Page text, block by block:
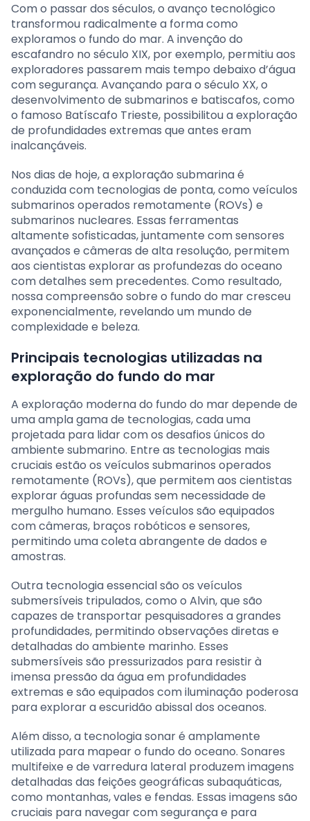
Com o passar dos séculos, o avanço tecnológico
transformou radicalmente a forma como
exploramos o fundo do mar. A invenção do
escafandro no século XIX, por exemplo, permitiu aos
exploradores passarem mais tempo debaixo d’água
com segurança. Avançando para o século XX, o
desenvolvimento de submarinos e batiscafos, como
o famoso Batíscafo Trieste, possibilitou a exploração
de profundidades extremas que antes eram
inalcançáveis.
Nos dias de hoje, a exploração submarina é
conduzida com tecnologias de ponta, como veículos
submarinos operados remotamente (ROVs) e
submarinos nucleares. Essas ferramentas
altamente sofisticadas, juntamente com sensores
avançados e câmeras de alta resolução, permitem
aos cientistas explorar as profundezas do oceano
com detalhes sem precedentes. Como resultado,
nossa compreensão sobre o fundo do mar cresceu
exponencialmente, revelando um mundo de
complexidade e beleza.
Principais tecnologias utilizadas na
exploração do fundo do mar
A exploração moderna do fundo do mar depende de
uma ampla gama de tecnologias, cada uma
projetada para lidar com os desafios únicos do
ambiente submarino. Entre as tecnologias mais
cruciais estão os veículos submarinos operados
remotamente (ROVs), que permitem aos cientistas
explorar águas profundas sem necessidade de
mergulho humano. Esses veículos são equipados
com câmeras, braços robóticos e sensores,
permitindo uma coleta abrangente de dados e
amostras.
Outra tecnologia essencial são os veículos
submersíveis tripulados, como o Alvin, que são
capazes de transportar pesquisadores a grandes
profundidades, permitindo observações diretas e
detalhadas do ambiente marinho. Esses
submersíveis são pressurizados para resistir à
imensa pressão da água em profundidades
extremas e são equipados com iluminação poderosa
para explorar a escuridão abissal dos oceanos.
Além disso, a tecnologia sonar é amplamente
utilizada para mapear o fundo do oceano. Sonares
multifeixe e de varredura lateral produzem imagens
detalhadas das feições geográficas subaquáticas,
como montanhas, vales e fendas. Essas imagens são
cruciais para navegar com segurança e para